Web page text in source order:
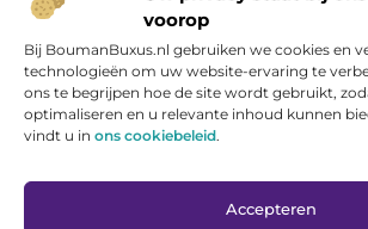
voorop
Bij BoumanBuxus.nl gebruiken we cookies en
technologieën om uw website-ervaring te
ons te begrijpen hoe de site wordt gebruikt,
optimaliseren en u relevante inhoud kunnen
vindt u in ons cookiebeleid.
Accepteren
Main Links
Bericht categorie